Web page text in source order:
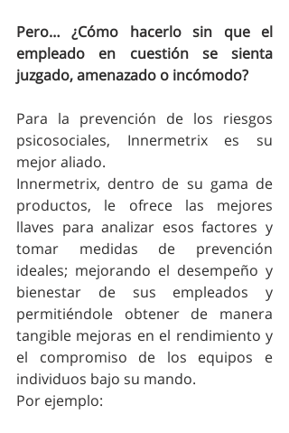
Pero… ¿Cómo hacerlo sin que el
empleado en cuestión se sienta
juzgado, amenazado o incómodo?
Para la prevención de los riesgos
psicosociales, Innermetrix es su
mejor aliado.
Innermetrix, dentro de su gama de
productos, le ofrece las mejores
llaves para analizar esos factores y
tomar medidas de prevención
ideales; mejorando el desempeño y
bienestar de sus empleados y
permitiéndole obtener de manera
tangible mejoras en el rendimiento y
el compromiso de los equipos e
individuos bajo su mando.
Por ejemplo: